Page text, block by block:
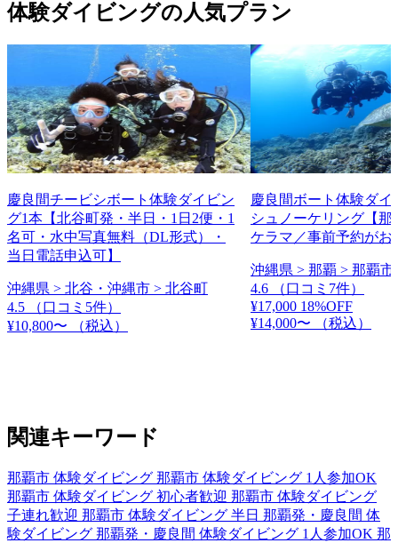
体験ダイビングの人気プラン
慶良間チービシボート体験ダイビン
グ1本【北谷町発・半日・1日2便・1
名可・水中写真無料（DL形式）・
当日電話申込可】
沖縄県 > 北谷・沖縄市 > 北谷町
4.5
（口コミ5件）
¥10,800〜
（税込）
慶良間ボート体験ダイ
シュノーケリング【那
ケラマ／事前予約がお
沖縄県 > 那覇 > 那覇市
4.6
（口コミ7件）
¥17,000 18%OFF
¥14,000〜
（税込）
関連キーワード
那覇市 体験ダイビング 那覇市 体験ダイビング 1人参加OK
那覇市 体験ダイビング 初心者歓迎 那覇市 体験ダイビング
子連れ歓迎 那覇市 体験ダイビング 半日 那覇発・慶良間 体
験ダイビング 那覇発・慶良間 体験ダイビング 1人参加OK 那